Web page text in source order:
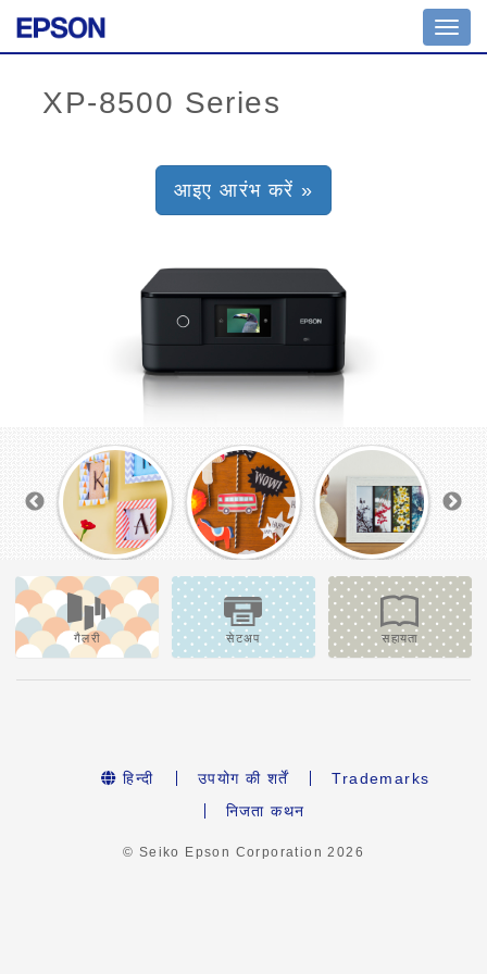
आइए आरंभ करें »
गैलरी सेटअप सहायता
हिन्दी उपयोग की शर्तें
Trademarks
निजता कथन
© Seiko Epson Corporation2026